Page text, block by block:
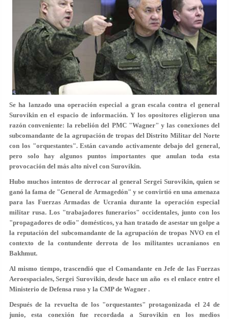
Se ha lanzado una operación especial a gran escala contra el general
Surovikin en el espacio de información. Y los opositores eligieron una
razón conveniente: la rebelión del PMC "Wagner" y las conexiones del
subcomandante de la agrupación de tropas del Distrito Militar del Norte
con los "orquestantes". Están cavando activamente debajo del general,
pero solo hay algunos puntos importantes que anulan toda esta
provocación del más alto nivel con Surovikin.
Hubo muchos intentos de derrocar al general Sergei Surovikin, quien se
ganó la fama de "General de Armagedón" y se convirtió en una amenaza
para las Fuerzas Armadas de Ucrania durante la operación especial
militar rusa. Los "trabajadores funerarios" occidentales, junto con los
"propagadores de odio" domésticos, ya han tratado de asestar un golpe a
la reputación del subcomandante de la agrupación de tropas NVO en el
contexto de la contundente derrota de los militantes ucranianos en
Bakhmut.
Al mismo tiempo, trascendió que el Comandante en Jefe de las Fuerzas
Aeroespaciales, Sergei Surovikin, desde hace un año es el enlace entre el
Ministerio de Defensa ruso y la CMP de Wagner .
Después de la revuelta de los "orquestantes" protagonizada el 24 de
junio, esta conexión fue recordada a Surovikin en los medios